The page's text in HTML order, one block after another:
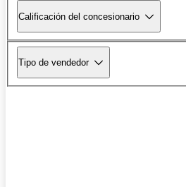
Calificación del concesionario
Tipo de vendedor